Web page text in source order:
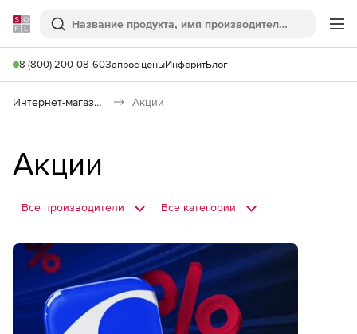
Softline
Поиск
8 (800) 200-08-60Запрос ценыИнферитБлог
Интернет-магазин Акции
Акции
Все производители Все категории